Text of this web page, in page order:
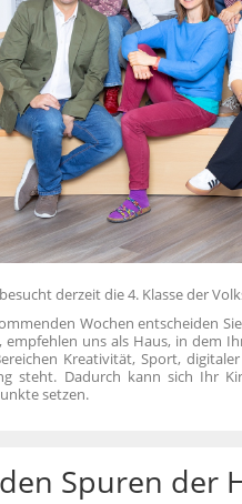
derzeit die 4. Klasse der
Wochen entscheiden
empfehlen uns als Haus, in dem
Kreativität, Sport,
steht. Dadurch kann sich Ihr
setzen.
Spuren der